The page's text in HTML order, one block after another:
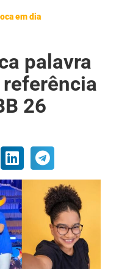
em dia
palavra
26